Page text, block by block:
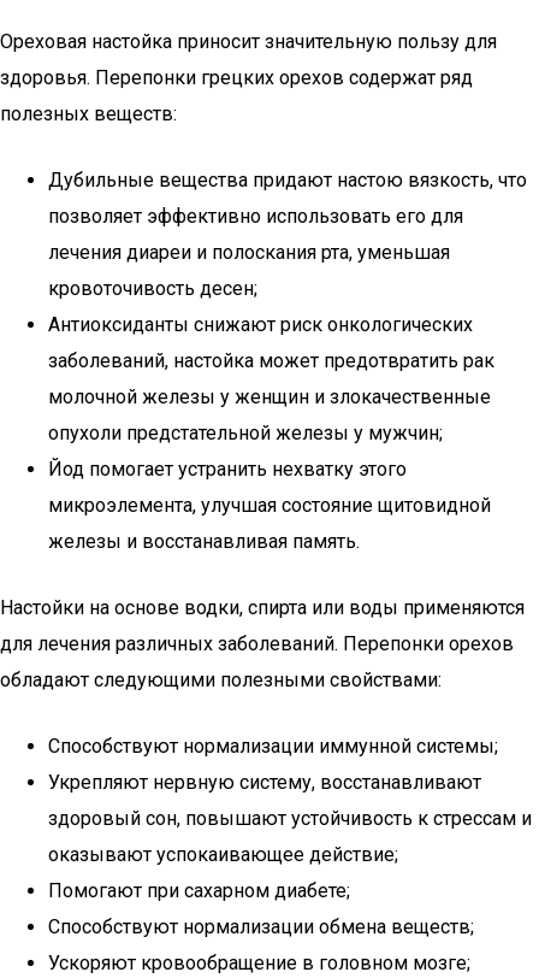
Ореховая настойка приносит значительную пользу для
здоровья. Перепонки грецких орехов содержат ряд
полезных веществ:
Дубильные вещества придают настою вязкость, что
позволяет эффективно использовать его для
лечения диареи и полоскания рта, уменьшая
кровоточивость десен;
Антиоксиданты снижают риск онкологических
заболеваний, настойка может предотвратить рак
молочной железы у женщин и злокачественные
опухоли предстательной железы у мужчин;
Йод помогает устранить нехватку этого
микроэлемента, улучшая состояние щитовидной
железы и восстанавливая память.
Настойки на основе водки, спирта или воды применяются
для лечения различных заболеваний. Перепонки орехов
обладают следующими полезными свойствами:
Способствуют нормализации иммунной системы;
Укрепляют нервную систему, восстанавливают
здоровый сон, повышают устойчивость к стрессам и
оказывают успокаивающее действие;
Помогают при сахарном диабете;
Способствуют нормализации обмена веществ;
Ускоряют кровообращение в головном мозге;